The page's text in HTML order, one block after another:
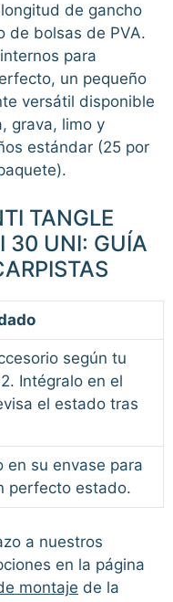
de gancho
de bolsas de PVA.
para
un pequeño
versátil disponible
grava, limo y
estándar (25 por
TANGLE
30 UNI: GUÍA
según tu
Intégralo en el
el estado tras
en su envase para
perfecto estado.
a nuestros
en la página
montaje de la